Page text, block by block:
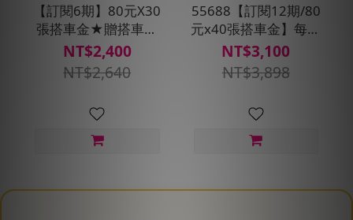
【訂閱6期】80元X30
張搭車金★贈搭車金
240元(每30天自動扣
款)
NT$2,400
NT$2,640
55688【訂閱12期/80
元x40張搭車金】每月
贈即享券400元+預約
派車X2次
NT$3,100
NT$3,898